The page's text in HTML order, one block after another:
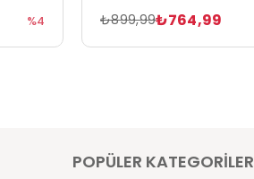
%4 ₺764,99
₺899,99
POPÜLER KATEGORİLER